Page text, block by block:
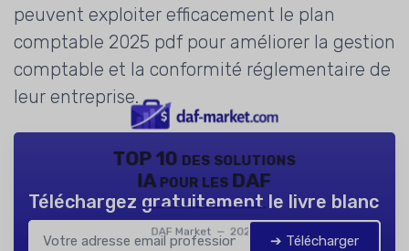
peuvent exploiter efficacement le plan
comptable 2025 pdf pour améliorer la gestion
comptable et la conformité réglementaire de
leur entreprise.
TOP 10 des solutions
IA pour les DAF
DAF Market — 2026
Téléchargez gratuitement le livre blanc
➔ Télécharger